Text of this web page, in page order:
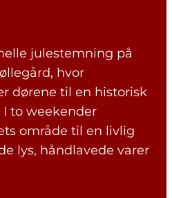
julestemning på
hvor
dørene til en historisk
I to weekender
område til en livlig
lys, håndlavede varer